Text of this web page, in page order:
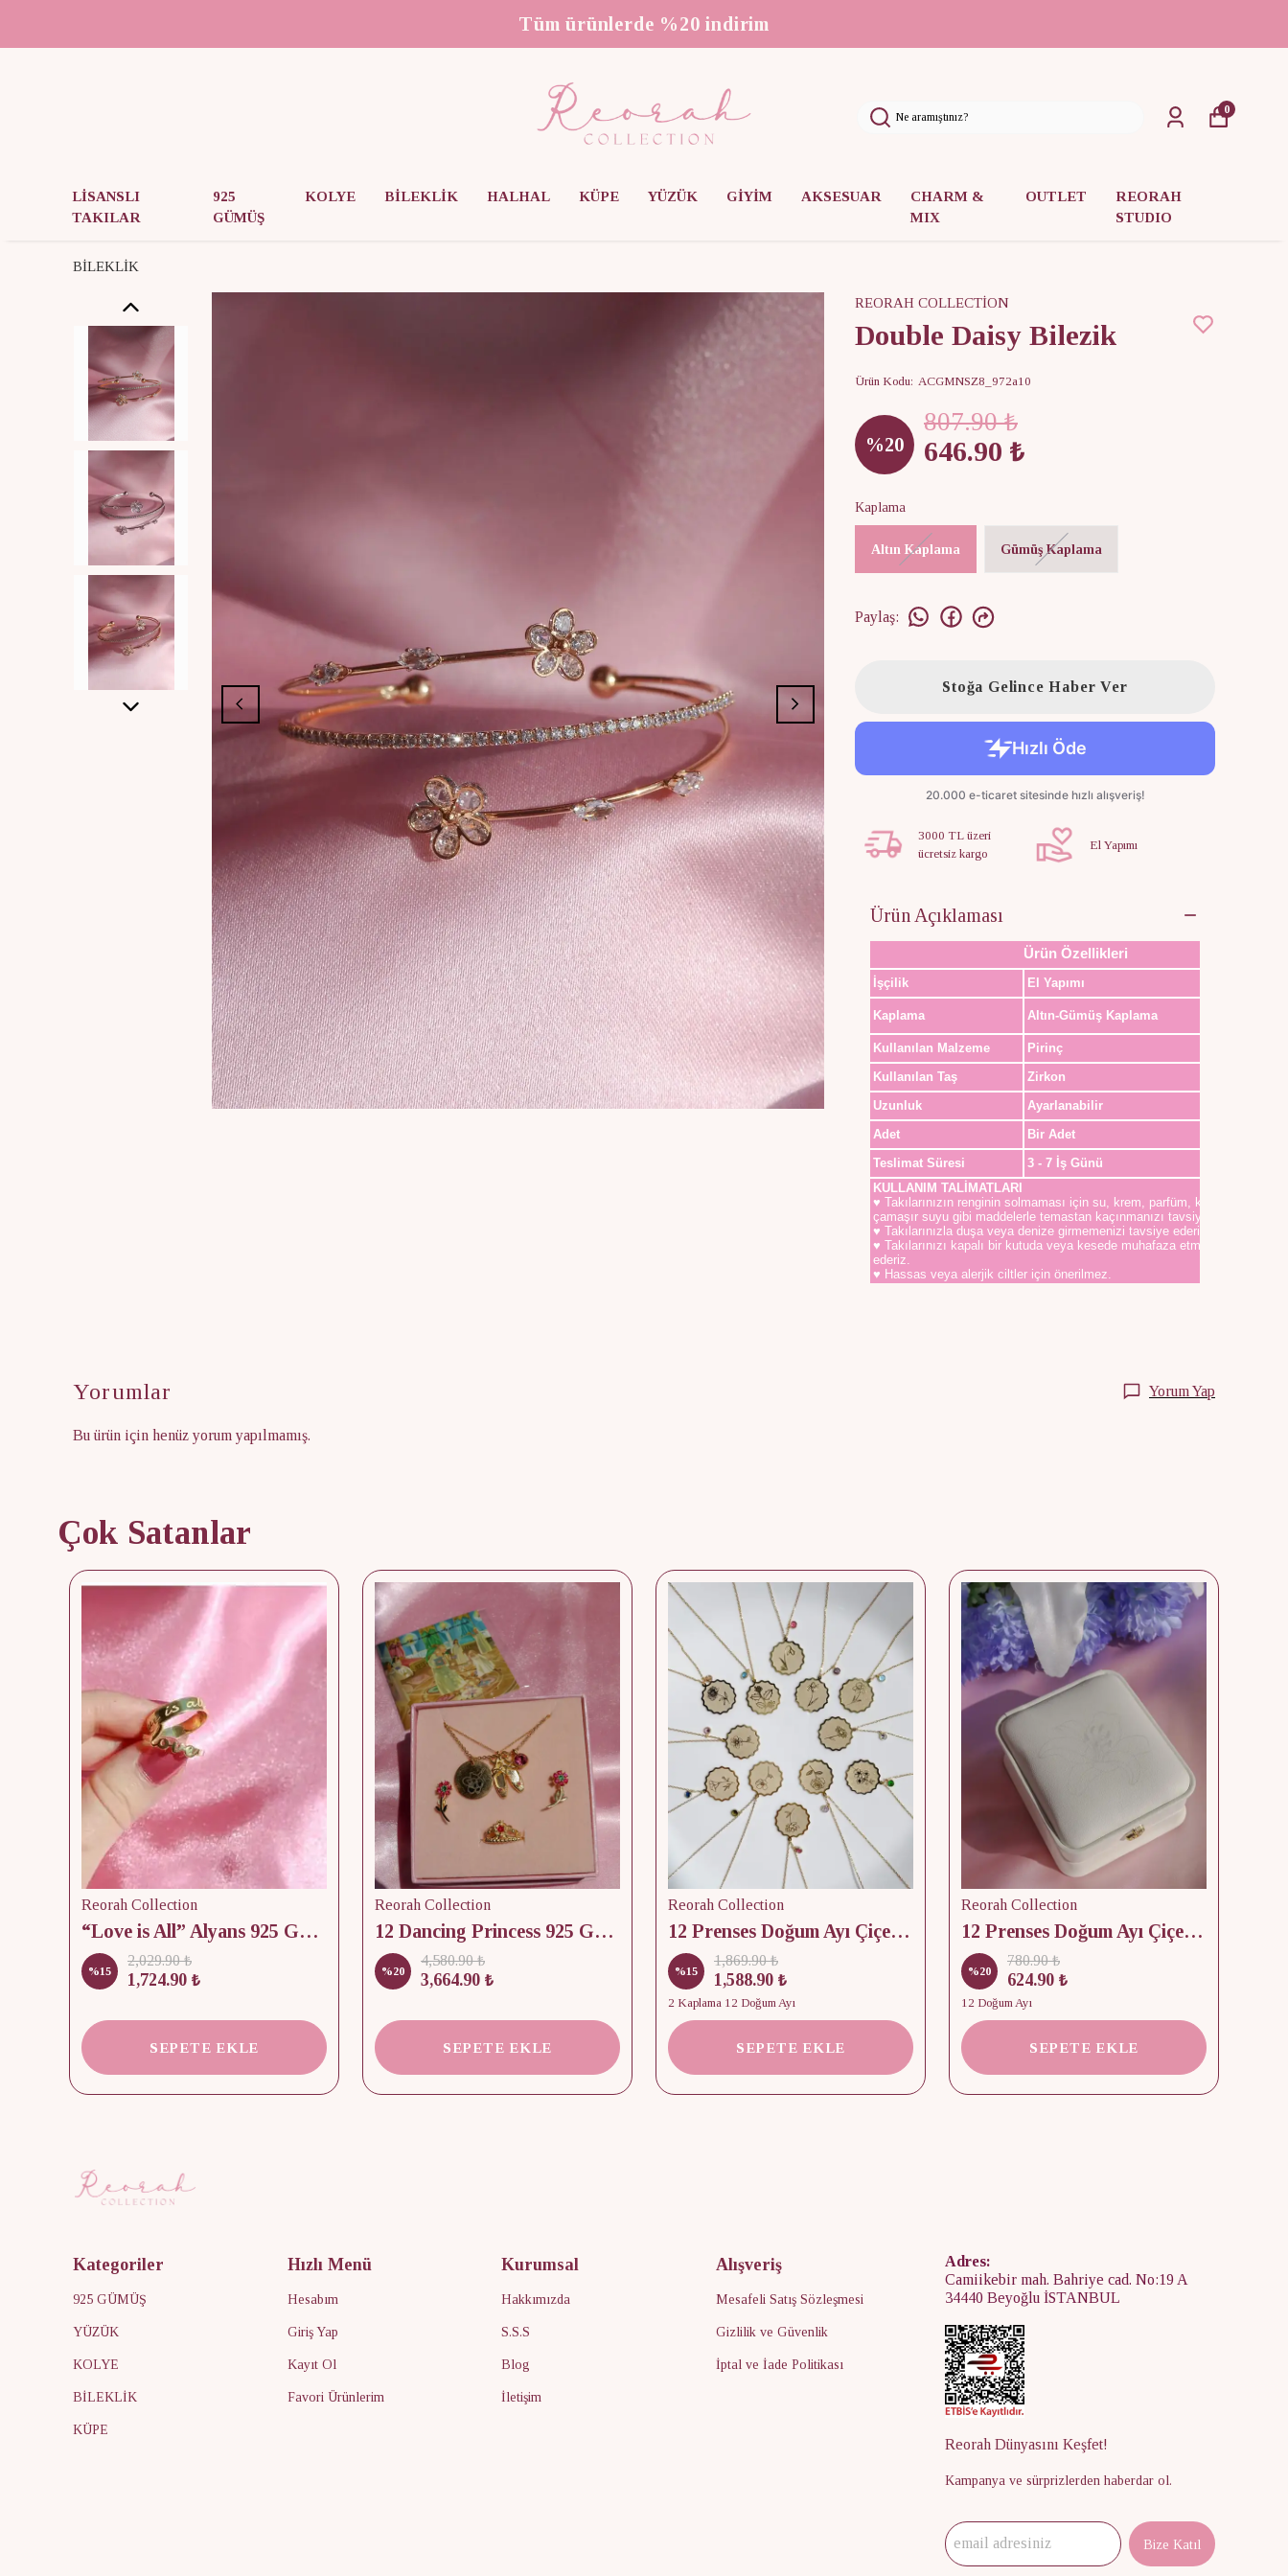
3000 ₺ üzeri ücretsiz kargo
LİSANSLI
TAKILAR
925
GÜMÜŞ
KOLYE BİLEKLİK HALHAL KÜPE YÜZÜK GİYİM AKSESUAR
CHARM &
MIX
OUTLET
REORAH
STUDIO
0
BİLEKLİK
REORAH COLLECTİON
Double Daisy Bilezik
Ürün Kodu: ACGMNSZ8_972a10
%20
807.90 ₺
646.90 ₺
Kaplama
Altın Kaplama Gümüş Kaplama
Paylaş:
Stoğa Gelince Haber Ver
3000 TL üzeri
ücretsiz kargo
El Yapımı
Ürün Açıklaması
Ürün Özellikleri
İşçilik El Yapımı
Kaplama Altın-Gümüş Kaplama
Kullanılan Malzeme
Pirinç
Kullanılan Taş
Zirkon
Uzunluk
Ayarlanabilir
Adet
Bir Adet
Teslimat Süresi
3 - 7 İş Günü
KULLANIM TALİMATLARI
♥ Takılarınızın renginin solmaması için su, krem, parfüm, kolonya,
çamaşır suyu gibi maddelerle temastan kaçınmanızı tavsiye ederiz.
♥ Takılarınızla duşa veya denize girmemenizi tavsiye ederiz.
♥ Takılarınızı kapalı bir kutuda veya kesede muhafaza etmenizi tavsiye
ederiz.
♥ Hassas veya alerjik ciltler için önerilmez.
Yorumlar Yorum Yap
Bu ürün için henüz yorum yapılmamış.
Çok Satanlar
Reorah Collection
“Love is All” Alyans 925 Gümüş - Medium Beden
%15
2,029.90 ₺
1,724.90 ₺
SEPETE EKLE
Reorah Collection
12 Dancing Princess 925 Gümüş/ Kolye, Küpe ve Yüzük Set
%20
4,580.90 ₺
3,664.90 ₺
SEPETE EKLE
Reorah Collection
12 Prenses Doğum Ayı Çiçek & Taş 925 Gümüş Kolye
%15
1,869.90 ₺
1,588.90 ₺
2 Kaplama 12 Doğum Ayı
SEPETE EKLE
Reorah Collection
12 Prenses Doğum Ayı Çiçek Baskılı Takı Kutusu
%20
780.90 ₺
624.90 ₺
12 Doğum Ayı
SEPETE EKLE
Kategoriler
925 GÜMÜŞ
YÜZÜK
KOLYE
BİLEKLİK
KÜPE
Hızlı Menü
Hesabım
Giriş Yap
Kayıt Ol
Favori Ürünlerim
Kurumsal
Hakkımızda
S.S.S
Blog
İletişim
Alışveriş
Mesafeli Satış Sözleşmesi
Gizlilik ve Güvenlik
İptal ve İade Politikası
Adres:
Camiikebir mah. Bahriye cad. No:19 A
34440 Beyoğlu İSTANBUL
Reorah Dünyasını Keşfet!
Kampanya ve sürprizlerden haberdar ol.
Bize Katıl